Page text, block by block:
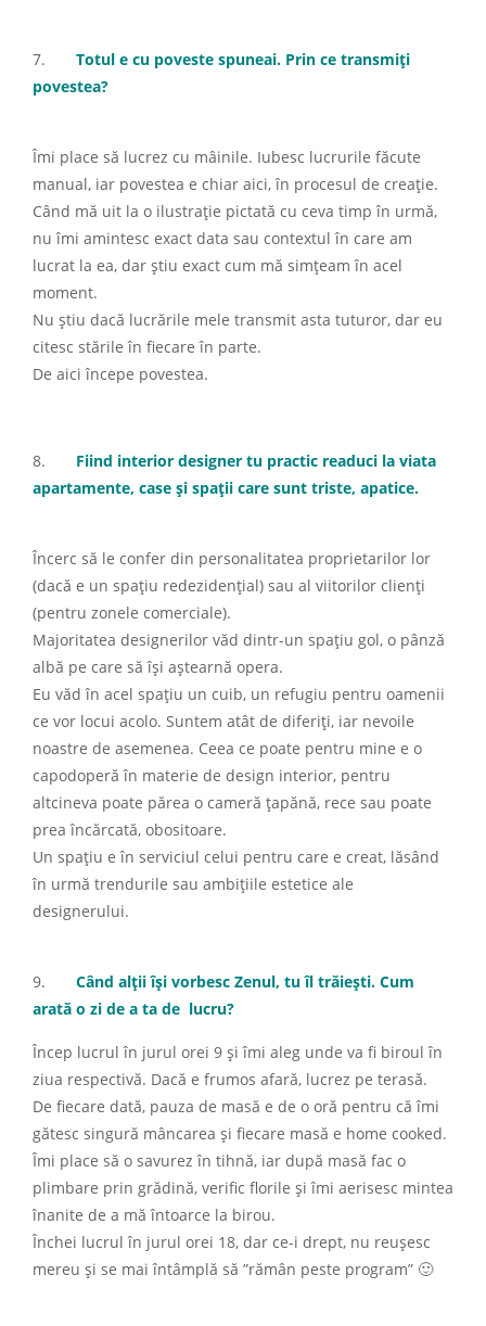
7.
Totul e cu poveste spuneai. Prin ce transmiți
povestea?
Îmi place să lucrez cu mâinile. Iubesc lucrurile făcute
manual, iar povestea e chiar aici, în procesul de creație.
Când mă uit la o ilustrație pictată cu ceva timp în urmă,
nu îmi amintesc exact data sau contextul în care am
lucrat la ea, dar știu exact cum mă simțeam în acel
moment.
Nu știu dacă lucrările mele transmit asta tuturor, dar eu
citesc stările în fiecare în parte.
De aici începe povestea.
8.
Fiind interior designer tu practic readuci la viata
apartamente, case și spații care sunt triste, apatice.
Încerc să le confer din personalitatea proprietarilor lor
(dacă e un spațiu redezidențial) sau al viitorilor clienți
(pentru zonele comerciale).
Majoritatea designerilor văd dintr-un spațiu gol, o pânză
albă pe care să își aștearnă opera.
Eu văd în acel spațiu un cuib, un refugiu pentru oamenii
ce vor locui acolo. Suntem atât de diferiți, iar nevoile
noastre de asemenea. Ceea ce poate pentru mine e o
capodoperă în materie de design interior, pentru
altcineva poate părea o cameră țapănă, rece sau poate
prea încărcată, obositoare.
Un spațiu e în serviciul celui pentru care e creat, lăsând
în urmă trendurile sau ambițiile estetice ale
designerului.
9. Când alții își vorbesc Zenul, tu îl trăiești. Cum
arată o zi de a ta de lucru?
Încep lucrul în jurul orei 9 și îmi aleg unde va fi biroul în
ziua respectivă. Dacă e frumos afară, lucrez pe terasă.
De fiecare dată, pauza de masă e de o oră pentru că îmi
gătesc singură mâncarea și fiecare masă e home cooked.
Îmi place să o savurez în tihnă, iar după masă fac o
plimbare prin grădină, verific florile și îmi aerisesc mintea
înanite de a mă întoarce la birou.
Închei lucrul în jurul orei 18, dar ce-i drept, nu reușesc
mereu și se mai întâmplă să ”rămân peste program” 🙂